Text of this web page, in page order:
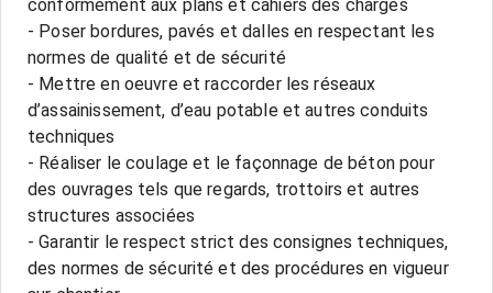
conformément aux plans et cahiers des charges
- Poser bordures, pavés et dalles en respectant les
normes de qualité et de sécurité
- Mettre en oeuvre et raccorder les réseaux
d’assainissement, d’eau potable et autres conduits
techniques
- Réaliser le coulage et le façonnage de béton pour
des ouvrages tels que regards, trottoirs et autres
structures associées
- Garantir le respect strict des consignes techniques,
des normes de sécurité et des procédures en vigueur